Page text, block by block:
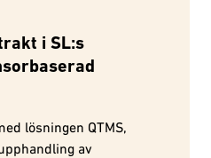
i SL:s
lösningen QTMS,
av